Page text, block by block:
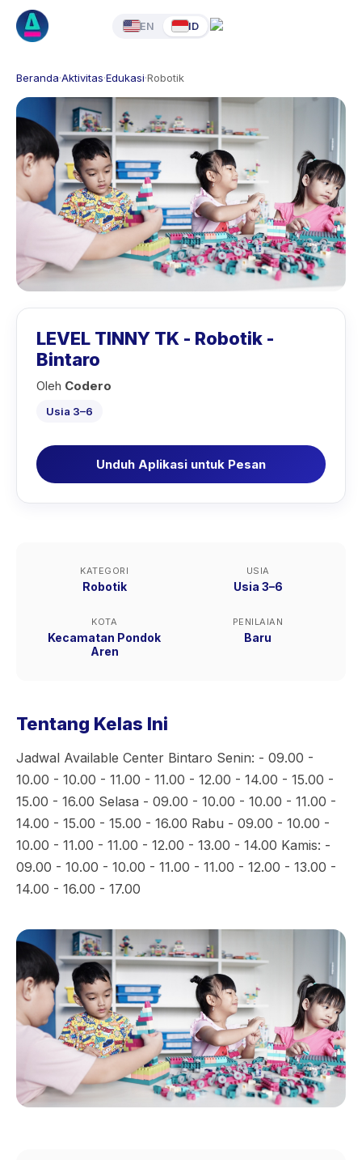
EN ID
Beranda·Aktivitas·Edukasi·Robotik
LEVEL TINNY TK - Robotik -
Bintaro
Oleh Codero
Usia 3–6
Unduh Aplikasi untuk Pesan
KATEGORI
Robotik
USIA
Usia 3–6
KOTA
Kecamatan Pondok
Aren
PENILAIAN
Baru
Tentang Kelas Ini
Jadwal Available Center Bintaro Senin: - 09.00 -
10.00 - 10.00 - 11.00 - 11.00 - 12.00 - 14.00 - 15.00 -
15.00 - 16.00 Selasa - 09.00 - 10.00 - 10.00 - 11.00 -
14.00 - 15.00 - 15.00 - 16.00 Rabu - 09.00 - 10.00 -
10.00 - 11.00 - 11.00 - 12.00 - 13.00 - 14.00 Kamis: -
09.00 - 10.00 - 10.00 - 11.00 - 11.00 - 12.00 - 13.00 -
14.00 - 16.00 - 17.00